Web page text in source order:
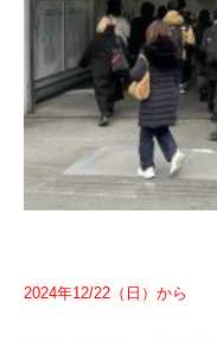
2024年12/22（日）から